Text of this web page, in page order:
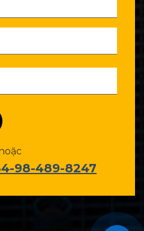
hoặc
98-489-8247